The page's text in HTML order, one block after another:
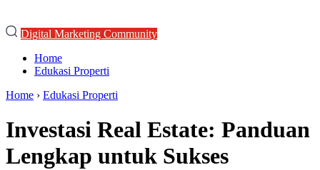
Digital Marketing Community
Home
Edukasi Properti
Home › Edukasi Properti
Investasi Real Estate: Panduan
Lengkap untuk Sukses